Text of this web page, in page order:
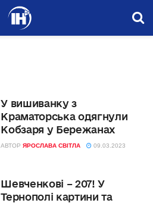
У вишиванку з
Краматорська одягнули
Кобзаря у Бережанах
АВТОР ЯРОСЛАВА СВІТЛА 09.03.2023
Шевченкові – 207! У
Тернополі картини та